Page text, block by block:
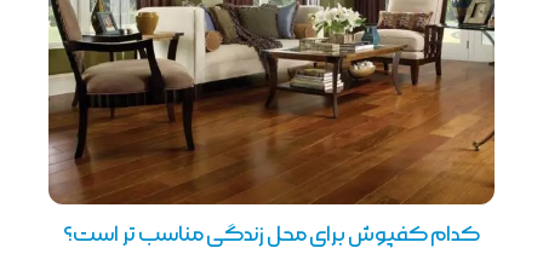
کدام کفپوش برای محل زندگی مناسب تر است؟